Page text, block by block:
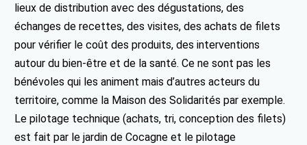
lieux de distribution avec des dégustations, des
échanges de recettes, des visites, des achats de filets
pour vérifier le coût des produits, des interventions
autour du bien-être et de la santé. Ce ne sont pas les
bénévoles qui les animent mais d’autres acteurs du
territoire, comme la Maison des Solidarités par exemple.
Le pilotage technique (achats, tri, conception des filets)
est fait par le jardin de Cocagne et le pilotage